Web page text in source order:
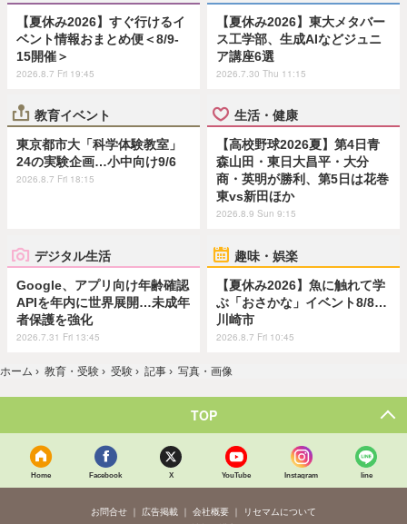
【夏休み2026】すぐ行けるイ
ベント情報おまとめ便＜8/9-
15開催＞
2026.8.7 Fri 19:45
【夏休み2026】東大メタバー
ス工学部、生成AIなどジュニ
ア講座6選
2026.7.30 Thu 11:15
教育イベント
東京都市大「科学体験教室」
24の実験企画…小中向け9/6
2026.8.7 Fri 18:15
生活・健康
【高校野球2026夏】第4日青
森山田・東日大昌平・大分
商・英明が勝利、第5日は花巻
東vs新田ほか
2026.8.9 Sun 9:15
デジタル生活
Google、アプリ向け年齢確認
APIを年内に世界展開…未成年
者保護を強化
2026.7.31 Fri 13:45
趣味・娯楽
【夏休み2026】魚に触れて学
ぶ「おさかな」イベント8/8…
川崎市
2026.8.7 Fri 10:45
ホーム › 教育・受験 › 受験 › 記事 › 写真・画像
TOP
Home Facebook X YouTube Instagram line
お問合せ 広告掲載 会社概要
リセマムについて